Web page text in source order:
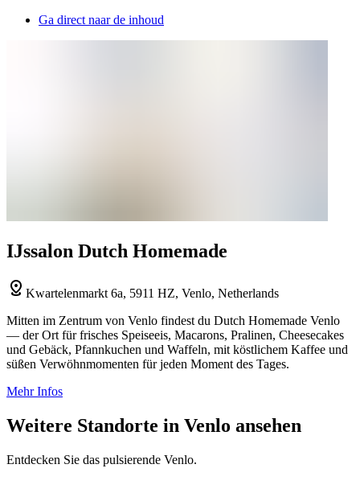
Ga direct naar de inhoud
IJssalon Dutch Homemade
Kwartelenmarkt 6a, 5911 HZ, Venlo, Netherlands
Mitten im Zentrum von Venlo findest du Dutch Homemade Venlo
— der Ort für frisches Speiseeis, Macarons, Pralinen, Cheesecakes
und Gebäck, Pfannkuchen und Waffeln, mit köstlichem Kaffee und
süßen Verwöhnmomenten für jeden Moment des Tages.
Mehr Infos
Weitere Standorte in Venlo ansehen
Entdecken Sie das pulsierende Venlo.